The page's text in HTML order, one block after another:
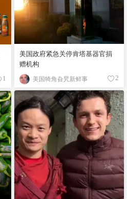
美国政府紧急关停肯塔基器官捐
赠机构
美国犄角旮旯新鲜事 2
1